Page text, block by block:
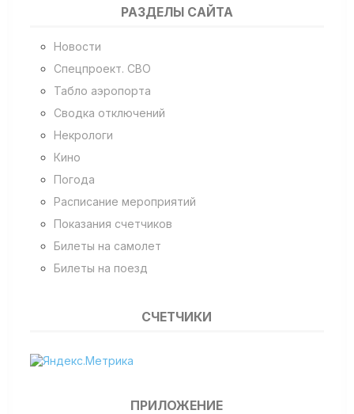
РАЗДЕЛЫ САЙТА
Новости
Спецпроект. СВО
Табло аэропорта
Сводка отключений
Некрологи
Кино
Погода
Расписание мероприятий
Показания счетчиков
Билеты на самолет
Билеты на поезд
СЧЕТЧИКИ
ПРИЛОЖЕНИЕ